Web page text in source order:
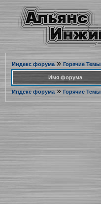
Индекс форума» Горячие Темы
Имя форума
Индекс форума» Горячие Темы